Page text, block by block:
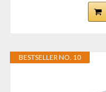
BESTSELLER NO. 10